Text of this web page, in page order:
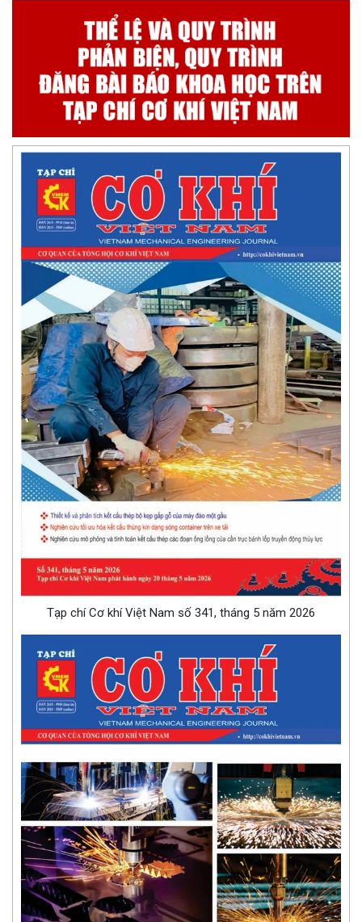
Tạp chí Cơ khí Việt Nam số 341, tháng 5 năm 2026